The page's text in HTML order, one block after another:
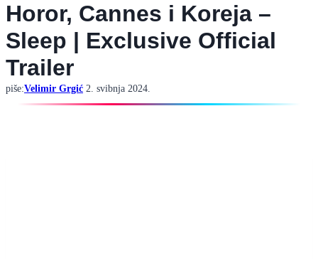
Horor, Cannes i Koreja –
Sleep | Exclusive Official
Trailer
piše:Velimir Grgić 2. svibnja 2024.